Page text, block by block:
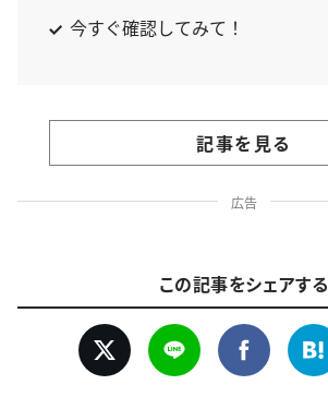
今すぐ確認してみて！
記事を見る
広告
この記事をシェアする